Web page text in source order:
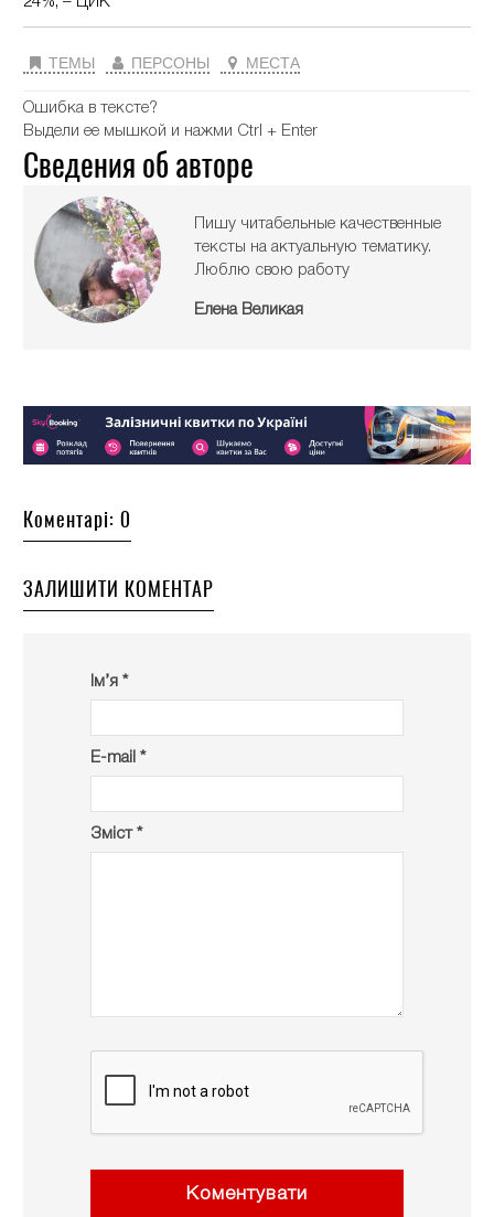
ТЕМЫ ПЕРСОНЫ МЕСТА
Ошибка в тексте?
Выдели ее мышкой и нажми Ctrl + Enter
Сведения об авторе
Пишу читабельные качественные
тексты на актуальную тематику.
Люблю свою работу
Елена Великая
Коментарі: 0
ЗАЛИШИТИ КОМЕНТАР
Ім’я *
E-mail *
Зміст *
Коментувати